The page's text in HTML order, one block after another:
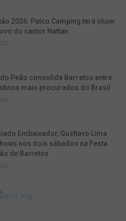
2026: Palco Camping terá show
do cantor Nattan
do Peão consolida Barretos entre
mais procurados do Brasil
Embaixador, Gusttavo Lima
nos dois sábados na Festa
de Barretos